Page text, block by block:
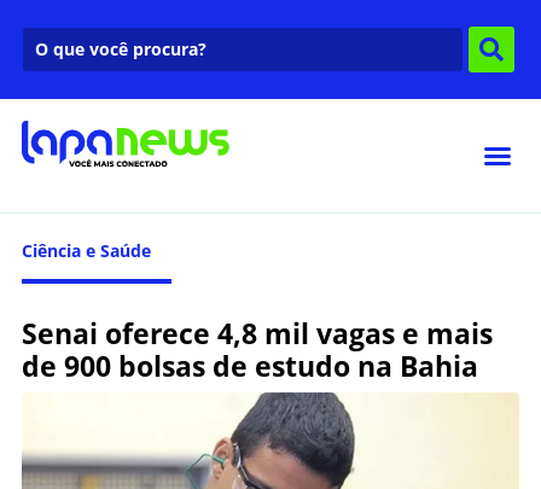
Ciência e Saúde
Senai oferece 4,8 mil vagas e mais
de 900 bolsas de estudo na Bahia